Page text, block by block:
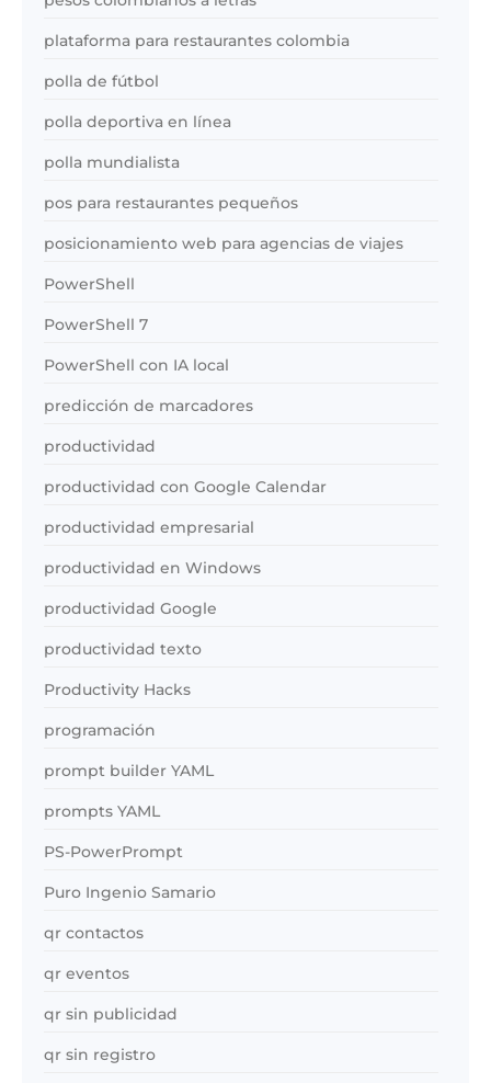
plataforma para restaurantes colombia
polla de fútbol
polla deportiva en línea
polla mundialista
pos para restaurantes pequeños
posicionamiento web para agencias de viajes
PowerShell
PowerShell 7
PowerShell con IA local
predicción de marcadores
productividad
productividad con Google Calendar
productividad empresarial
productividad en Windows
productividad Google
productividad texto
Productivity Hacks
programación
prompt builder YAML
prompts YAML
PS-PowerPrompt
Puro Ingenio Samario
qr contactos
qr eventos
qr sin publicidad
qr sin registro